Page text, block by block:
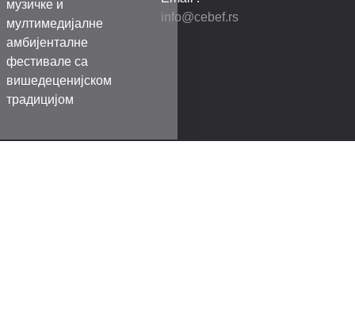
музичке и
мултимедијалне
амбијенталне
фестивале са
вишедеценијском
традицијом
info@cebef.rs